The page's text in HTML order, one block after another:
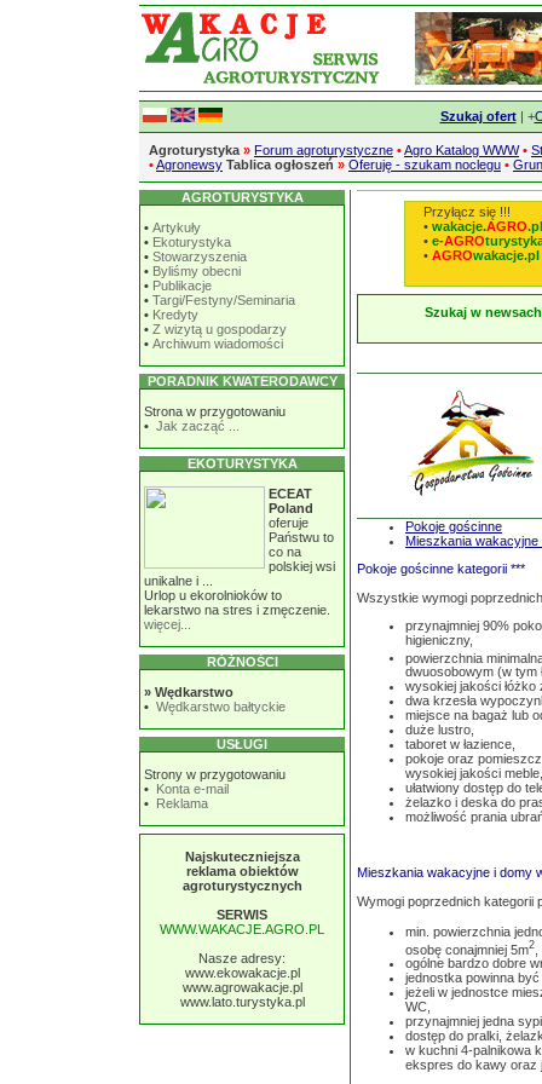
Szukaj ofert| +
Agroturystyka » Forum agroturystyczne •Agro Katalog WWW •
•Agronewsy Tablica ogłoszeń » Oferuję - szukam noclegu •
AGROTURYSTYKA
• Artykuły
• Ekoturystyka
• Stowarzyszenia
• Byliśmy obecni
• Publikacje
• Targi/Festyny/Seminaria
• Kredyty
• Z wizytą u gospodarzy
• Archiwum wiadomości
PORADNIK KWATERODAWCY
Strona w przygotowaniu
• Jak zacząć ...
EKOTURYSTYKA
ECEAT
Poland
oferuje
Państwu to
co na
polskiej wsi
unikalne i ...
Urlop u ekorolnioków to
lekarstwo na stres i zmęczenie.
więcej...
RÓŻNOŚCI
» Wędkarstwo
• Wędkarstwo bałtyckie
USŁUGI
Strony w przygotowaniu
• Konta e-mail
• Reklama
Najskuteczniejsza
reklama obiektów
agroturystycznych
SERWIS
WWW.WAKACJE.AGRO.PL
Nasze adresy:
www.ekowakacje.pl
www.agrowakacje.pl
www.lato.turystyka.pl
Przyłącz się !!!
• wakacje.AGRO.pl
• e-AGRO
• AGROwakacje.pl
Szukaj w
Pokoje gościnne
Mieszkania
Pokoje gościnne kategorii ***
Wszystkie wymogi
przynajmniej 90%
higieniczny,
powierzchnia
dwuosobowym (w tym
wysokiej jakości
dwa krzesła
miejsce na bagaż lub
duże lustro,
taboret w łazience,
pokoje oraz
wysokiej jakości
ułatwiony dostęp do
żelazko i deska do
możliwość prania
Mieszkania wakacyjne i domy
Wymogi poprzednich kategorii
min. powierzchnia
osobę conajmniej 5m2
ogólne bardzo dobre
jednostka powinna
jeżeli w jednostce
WC,
przynajmniej jedna
dostęp do pralki,
w kuchni 4-palnikowa
ekspres do kawy oraz